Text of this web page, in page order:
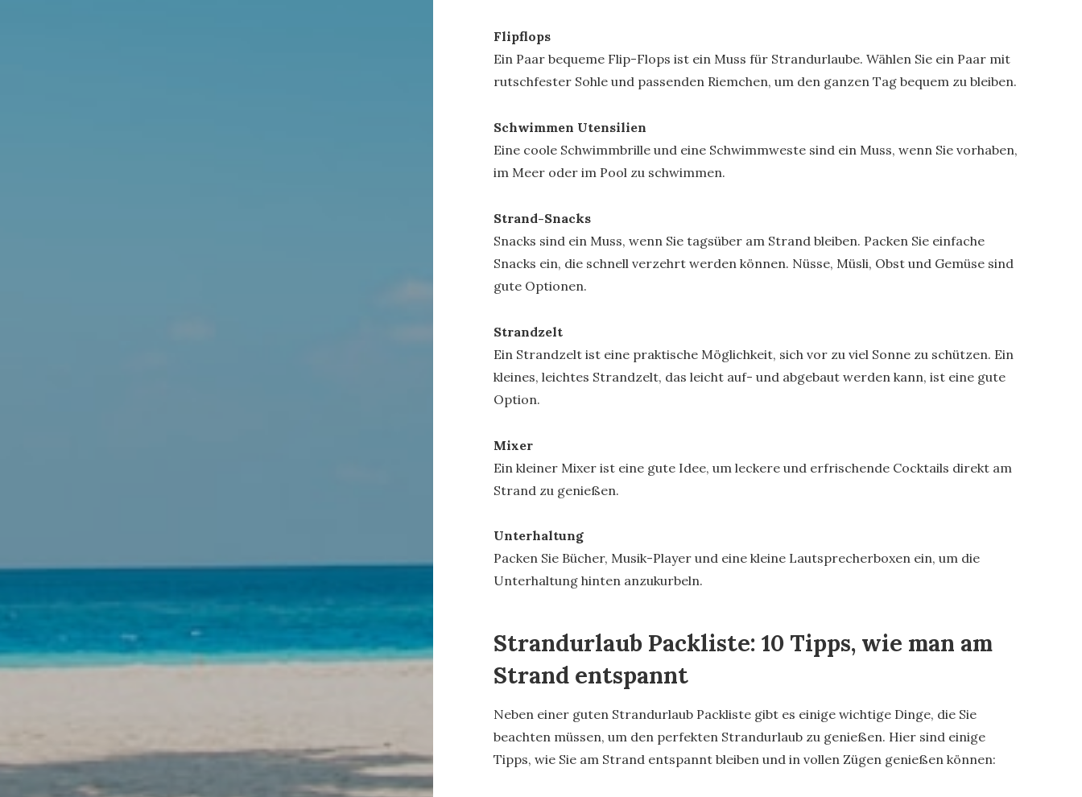
Flipflops
Ein Paar bequeme Flip-Flops ist ein Muss für Strandurlaube. Wählen Sie ein Paar mit
rutschfester Sohle und passenden Riemchen, um den ganzen Tag bequem zu bleiben.
Schwimmen Utensilien
Eine coole Schwimmbrille und eine Schwimmweste sind ein Muss, wenn Sie vorhaben,
im Meer oder im Pool zu schwimmen.
Strand-Snacks
Snacks sind ein Muss, wenn Sie tagsüber am Strand bleiben. Packen Sie einfache
Snacks ein, die schnell verzehrt werden können. Nüsse, Müsli, Obst und Gemüse sind
gute Optionen.
Strandzelt
Ein Strandzelt ist eine praktische Möglichkeit, sich vor zu viel Sonne zu schützen. Ein
kleines, leichtes Strandzelt, das leicht auf- und abgebaut werden kann, ist eine gute
Option.
Mixer
Ein kleiner Mixer ist eine gute Idee, um leckere und erfrischende Cocktails direkt am
Strand zu genießen.
Unterhaltung
Packen Sie Bücher, Musik-Player und eine kleine Lautsprecherboxen ein, um die
Unterhaltung hinten anzukurbeln.
Strandurlaub Packliste: 10 Tipps, wie man am
Strand entspannt
Neben einer guten Strandurlaub Packliste gibt es einige wichtige Dinge, die Sie
beachten müssen, um den perfekten Strandurlaub zu genießen. Hier sind einige
Tipps, wie Sie am Strand entspannt bleiben und in vollen Zügen genießen können: